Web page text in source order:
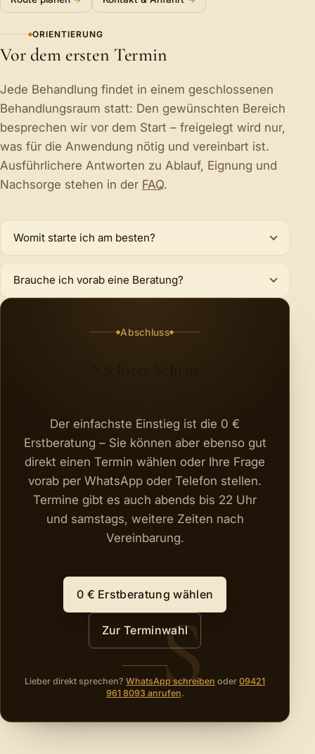
ORIENTIERUNG
Vor dem ersten Termin
Jede Behandlung findet in einem geschlossenen
Behandlungsraum statt: Den gewünschten Bereich
besprechen wir vor dem Start – freigelegt wird nur,
was für die Anwendung nötig und vereinbart ist.
Ausführlichere Antworten zu Ablauf, Eignung und
Nachsorge stehen in der FAQ.
Womit starte ich am besten?
Brauche ich vorab eine Beratung?
Abschluss
Der einfachste Einstieg ist die 0 €
Erstberatung – Sie können aber ebenso gut
direkt einen Termin wählen oder Ihre Frage
vorab per WhatsApp oder Telefon stellen.
Termine gibt es auch abends bis 22 Uhr
und samstags, weitere Zeiten nach
Vereinbarung.
0 € Erstberatung wählen
Zur Terminwahl
Lieber direkt sprechen?WhatsApp schreiben oder09421
961 8093 anrufen.